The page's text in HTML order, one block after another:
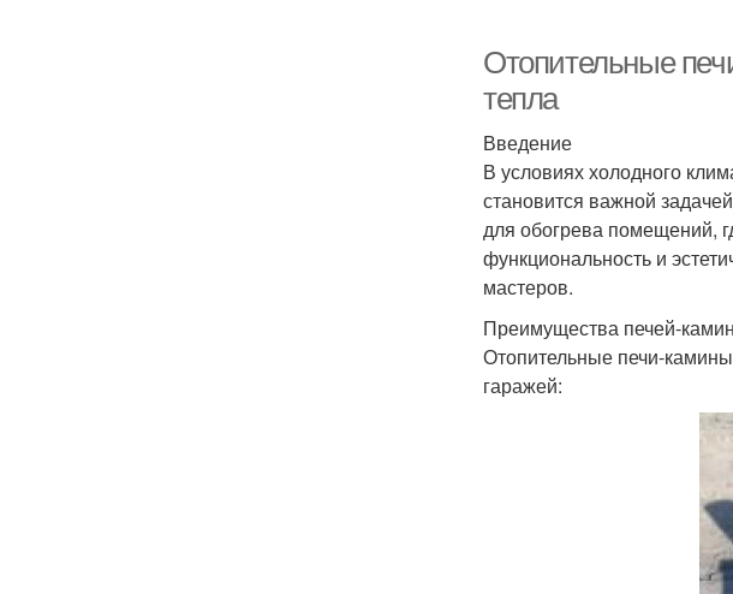
Отопительные
тепла
Введение
В условиях холодного
становится важной
для обогрева помещений,
функциональность и
мастеров.
Преимущества печей-
Отопительные печи-
гаражей: